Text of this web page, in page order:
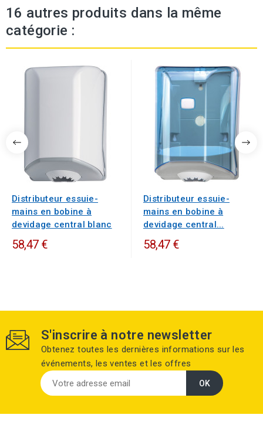
16 autres produits dans la même
catégorie :
Distributeur essuie-
mains en bobine à
devidage central blanc
58,47 €
Distributeur essuie-
mains en bobine à
devidage central...
58,47 €
S'inscrire à notre newsletter
Obtenez toutes les dernières informations sur les
événements, les ventes et les offres